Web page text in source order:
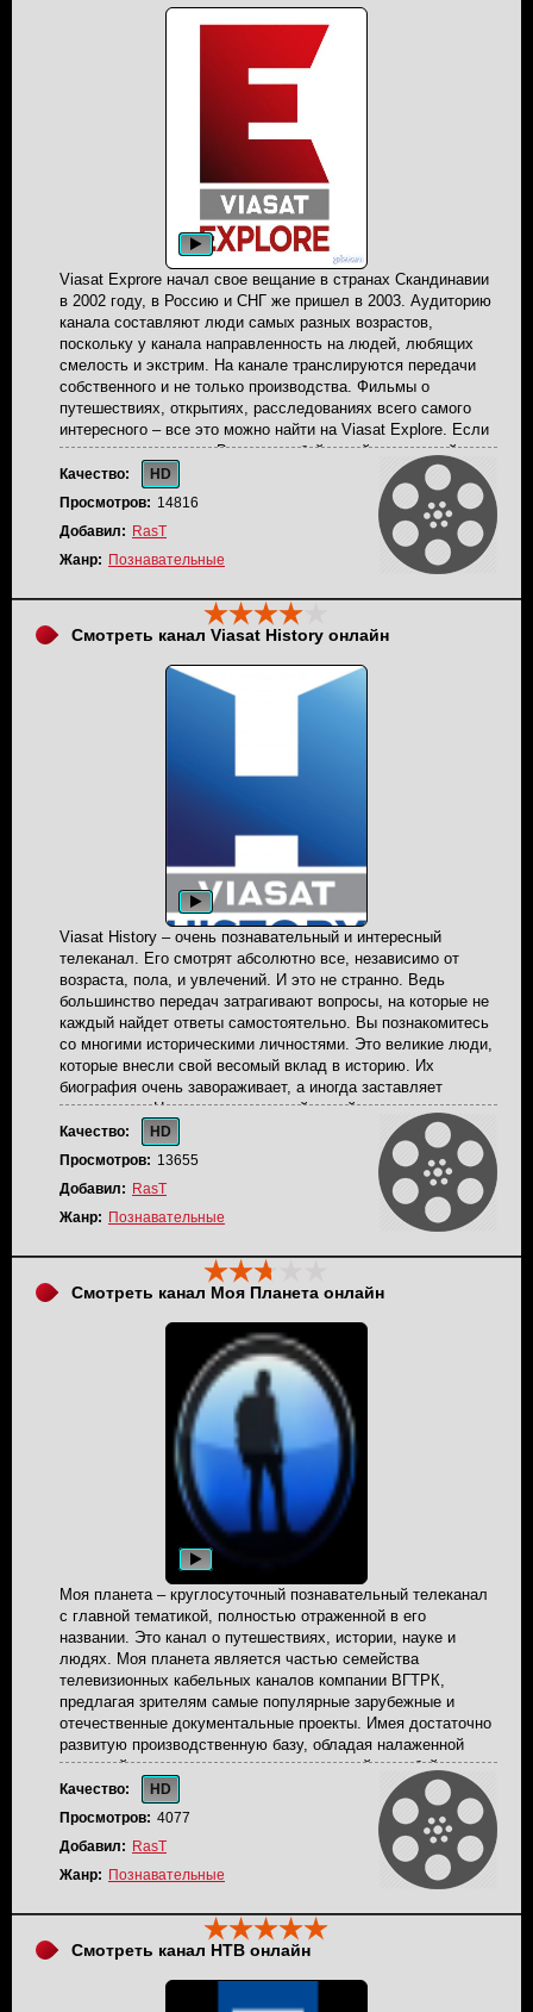
Viasat Exprore начал свое вещание в странах Скандинавии
в 2002 году, в Россию и СНГ же пришел в 2003. Аудиторию
канала составляют люди самых разных возрастов,
поскольку у канала направленность на людей, любящих
смелость и экстрим. На канале транслируются передачи
собственного и не только производства. Фильмы о
путешествиях, открытиях, расследованиях всего самого
интересного – все это можно найти на Viasat Explore. Если
вы знаете передачу «Выжить любой ценой», то вы поймете
жанр данного канала. Телеканал вещает на территории
России, все передачи переведены на русский язык очень
качественно.
Качество:
HD
Просмотров: 14816
Добавил: RasT
Жанр: Познавательные
Смотреть канал Viasat History онлайн
Viasat History – очень познавательный и интересный
телеканал. Его смотрят абсолютно все, независимо от
возраста, пола, и увлечений. И это не странно. Ведь
большинство передач затрагивают вопросы, на которые не
каждый найдет ответы самостоятельно. Вы познакомитесь
со многими историческими личностями. Это великие люди,
которые внесли свой весомый вклад в историю. Их
биография очень завораживает, а иногда заставляет
задуматься. Не менее интересной темой многих передач,
является научно-технический процесс. Как все это
начиналось, какой не легкий путь прошли ученные, прежде
чем добились того что мы имеем сейчас. Viasat History
окунет своих телезрителей в эту феноменальную
атмосферу, и поможет расширить ваши познания.
Трансляция канала Viasat History вещается в прямом
эфире.
Качество:
HD
Просмотров: 13655
Добавил: RasT
Жанр: Познавательные
Смотреть канал Моя Планета онлайн
Моя планета – круглосуточный познавательный телеканал
с главной тематикой, полностью отраженной в его
названии. Это канал о путешествиях, истории, науке и
людях. Моя планета является частью семейства
телевизионных кабельных каналов компании ВГТРК,
предлагая зрителям самые популярные зарубежные и
отечественные документальные проекты. Имея достаточно
развитую производственную базу, обладая налаженной
системой закупок контента, разветвленной службой
маркетинга и дистрибуции, канал сформировал огромный
портфель программ, которые и составляют основу его
сетки вещания. 720 часов оригинального телематериала
ежегодно - это фактически в полтора превышает объем
съемок основных зарубежных каналов этой тематики.
Около 200 человек ежедневно трудятся над тем, чтобы
обеспечить русскоязычного зрителя познавательным,
интересным и современным телевидением.
Качество:
HD
Просмотров: 4077
Добавил: RasT
Жанр: Познавательные
Смотреть канал НТВ онлайн